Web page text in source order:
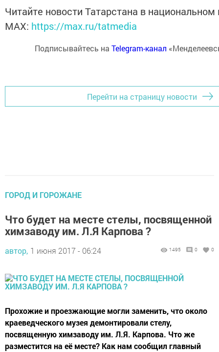
Читайте новости Татарстана в
MАХ: https://max.ru/tatmedia
Подписывайтесь на Telegram-канал
Перейти на страницу новости
ГОРОД И ГОРОЖАНЕ
Что будет на месте стелы, посвященной
химзаводу им. Л.Я Карпова ?
автор, 1 июня 2017 - 06:24 1495 0 0
Прохожие и проезжающие могли заменить, что около
краеведческого музея демонтировали стелу,
посвященную химзаводу им. Л.Я. Карпова. Что же
разместится на её месте? Как нам сообщил главный